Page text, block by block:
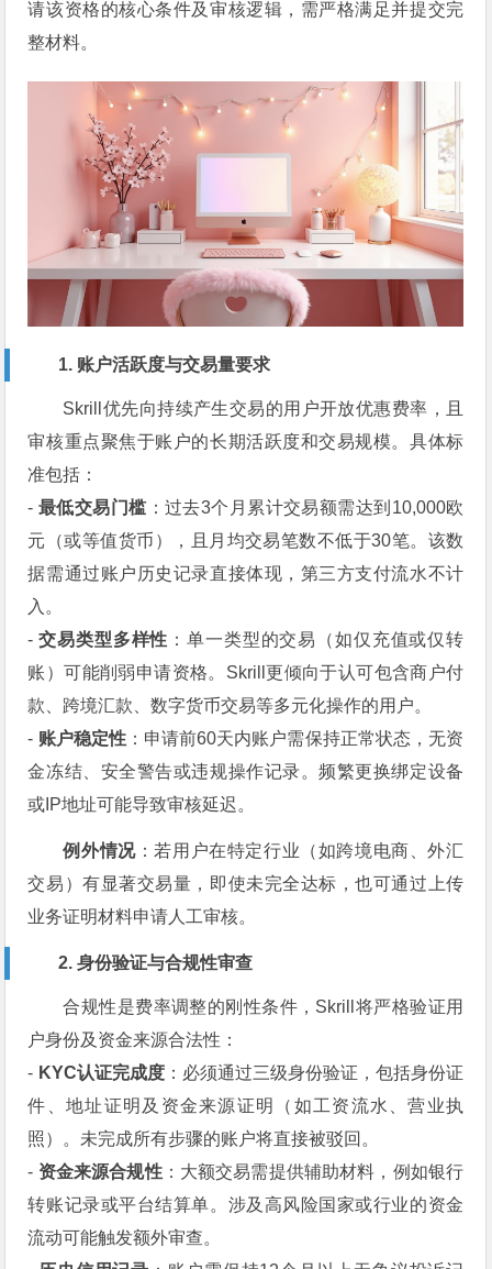
请该资格的核心条件及审核逻辑，需严格满足并提交完
整材料。
1. 账户活跃度与交易量要求
Skrill优先向持续产生交易的用户开放优惠费率，且
审核重点聚焦于账户的长期活跃度和交易规模。具体标
准包括：
- 最低交易门槛：过去3个月累计交易额需达到10,000欧
元（或等值货币），且月均交易笔数不低于30笔。该数
据需通过账户历史记录直接体现，第三方支付流水不计
入。
-交易类型多样性 ：单一类型的交易（如仅充值或仅转
账）可能削弱申请资格。Skrill更倾向于认可包含商户付
款、跨境汇款、数字货币交易等多元化操作的用户。
- 账户稳定性：申请前60天内账户需保持正常状态，无资
金冻结、安全警告或违规操作记录。频繁更换绑定设备
或IP地址可能导致审核延迟。
例外情况：若用户在特定行业（如跨境电商、外汇
交易）有显著交易量，即使未完全达标，也可通过上传
业务证明材料申请人工审核。
2. 身份验证与合规性审查
合规性是费率调整的刚性条件，Skrill将严格验证用
户身份及资金来源合法性：
- KYC认证完成度：必须通过三级身份验证，包括身份证
件、地址证明及资金来源证明（如工资流水、营业执
照）。未完成所有步骤的账户将直接被驳回。
- 资金来源合规性：大额交易需提供辅助材料，例如银行
转账记录或平台结算单。涉及高风险国家或行业的资金
流动可能触发额外审查。